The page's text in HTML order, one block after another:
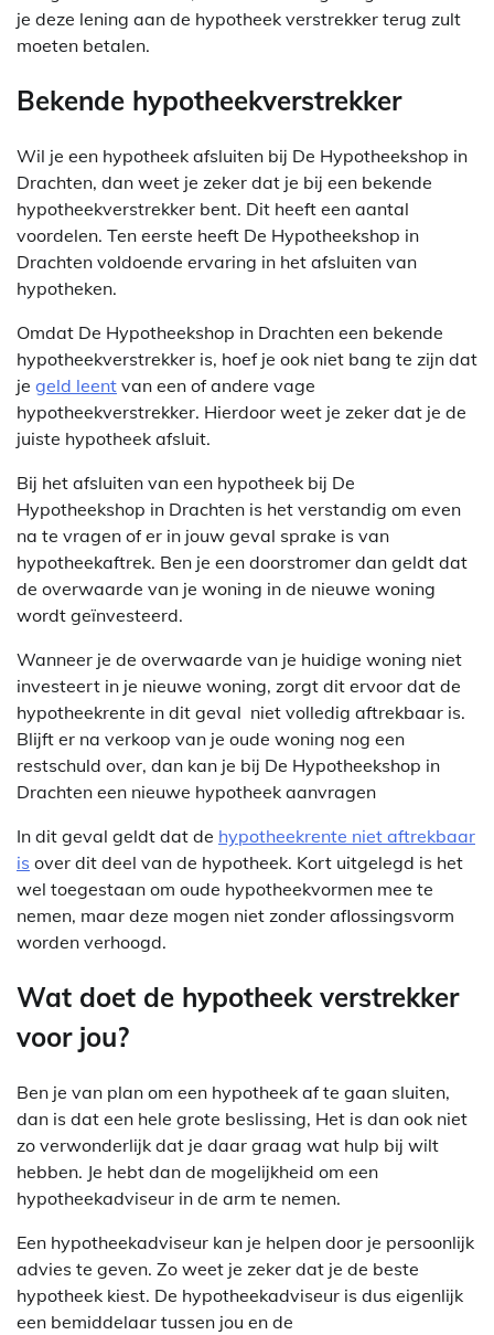
je deze lening aan de hypotheek verstrekker terug zult
moeten betalen.
Bekende hypotheekverstrekker
Wil je een hypotheek afsluiten bij De Hypotheekshop in
Drachten, dan weet je zeker dat je bij een bekende
hypotheekverstrekker bent. Dit heeft een aantal
voordelen. Ten eerste heeft De Hypotheekshop in
Drachten voldoende ervaring in het afsluiten van
hypotheken.
Omdat De Hypotheekshop in Drachten een bekende
hypotheekverstrekker is, hoef je ook niet bang te zijn dat
je geld leent van een of andere vage
hypotheekverstrekker. Hierdoor weet je zeker dat je de
juiste hypotheek afsluit.
Bij het afsluiten van een hypotheek bij De
Hypotheekshop in Drachten is het verstandig om even
na te vragen of er in jouw geval sprake is van
hypotheekaftrek. Ben je een doorstromer dan geldt dat
de overwaarde van je woning in de nieuwe woning
wordt geïnvesteerd.
Wanneer je de overwaarde van je huidige woning niet
investeert in je nieuwe woning, zorgt dit ervoor dat de
hypotheekrente in dit geval niet volledig aftrekbaar is.
Blijft er na verkoop van je oude woning nog een
restschuld over, dan kan je bij De Hypotheekshop in
Drachten een nieuwe hypotheek aanvragen
In dit geval geldt dat de hypotheekrente niet aftrekbaar
is over dit deel van de hypotheek. Kort uitgelegd is het
wel toegestaan om oude hypotheekvormen mee te
nemen, maar deze mogen niet zonder aflossingsvorm
worden verhoogd.
Wat doet de hypotheek verstrekker
voor jou?
Ben je van plan om een hypotheek af te gaan sluiten,
dan is dat een hele grote beslissing, Het is dan ook niet
zo verwonderlijk dat je daar graag wat hulp bij wilt
hebben. Je hebt dan de mogelijkheid om een
hypotheekadviseur in de arm te nemen.
Een hypotheekadviseur kan je helpen door je persoonlijk
advies te geven. Zo weet je zeker dat je de beste
hypotheek kiest. De hypotheekadviseur is dus eigenlijk
een bemiddelaar tussen jou en de